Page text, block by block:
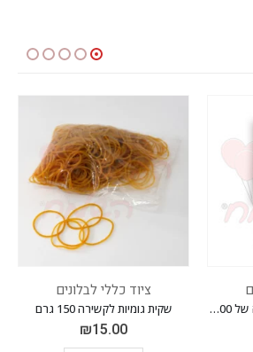
מגנט לתליית מוצרים חבילה של 100 יח'
ציוד כללי לבלונים
שקית גומיות לקשירה 150 גרם
₪15.00